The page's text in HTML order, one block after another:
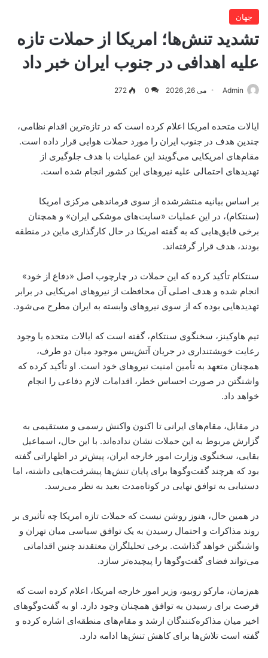
جهان
تشدید تنش‌ها؛ امریکا از حملات تازه
علیه اهدافی در جنوب ایران خبر داد
Admin می 26, 2026 0
272
ایالات متحده امریکا اعلام کرده است که در تازه‌ترین اقدام نظامی،
چندین هدف در جنوب ایران را مورد حملات هوایی قرار داده است.
مقام‌های امریکایی می‌گویند این عملیات با هدف جلوگیری از
تهدیدهای احتمالی علیه نیروهای این کشور انجام شده است.
بر اساس بیانیه منتشرشده از سوی فرماندهی مرکزی امریکا
(سنتکام)، در این عملیات «سایت‌های موشکی ایران» و همچنان
برخی قایق‌هایی که به گفته امریکا در حال کارگذاری ماین در منطقه
بودند، هدف قرار گرفته‌اند.
سنتکام تأکید کرده که این حملات در چارچوب اصل «دفاع از خود»
انجام شده و هدف اصلی آن محافظت از نیروهای امریکایی در برابر
تهدیدهایی بوده که از سوی نیروهای وابسته به ایران مطرح می‌شود.
تیم هاوکینز، سخنگوی سنتکام، گفته است که ایالات متحده با وجود
رعایت خویشتنداری در جریان آتش‌بس موجود میان دو طرف،
همچنان متعهد به تأمین امنیت نیروهای خود است. او تأکید کرده که
واشنگتن در صورت احساس خطر، اقدامات لازم دفاعی را انجام
خواهد داد.
در مقابل، مقام‌های ایرانی تا اکنون واکنش رسمی و مستقیمی به
گزارش مربوط به این حملات نشان نداده‌اند. با این حال، اسماعیل
بقایی، سخنگوی وزارت امور خارجه ایران، پیش‌تر در اظهاراتی گفته
بود که هرچند گفت‌وگوها برای پایان تنش‌ها پیشرفت‌هایی داشته، اما
دستیابی به توافق نهایی در کوتاه‌مدت بعید به نظر می‌رسد.
در همین حال، هنوز روشن نیست که حملات تازه امریکا چه تأثیری بر
روند مذاکرات و احتمال رسیدن به یک توافق سیاسی میان تهران و
واشنگتن خواهد گذاشت. برخی تحلیلگران معتقدند چنین اقداماتی
می‌تواند فضای گفت‌وگوها را پیچیده‌تر سازد.
هم‌زمان، مارکو روبیو، وزیر امور خارجه امریکا، اعلام کرده است که
فرصت برای رسیدن به توافق همچنان وجود دارد. او به گفت‌وگوهای
اخیر میان مذاکره‌کنندگان ارشد و مقام‌های منطقه‌ای اشاره کرده و
گفته است تلاش‌ها برای کاهش تنش‌ها ادامه دارد.